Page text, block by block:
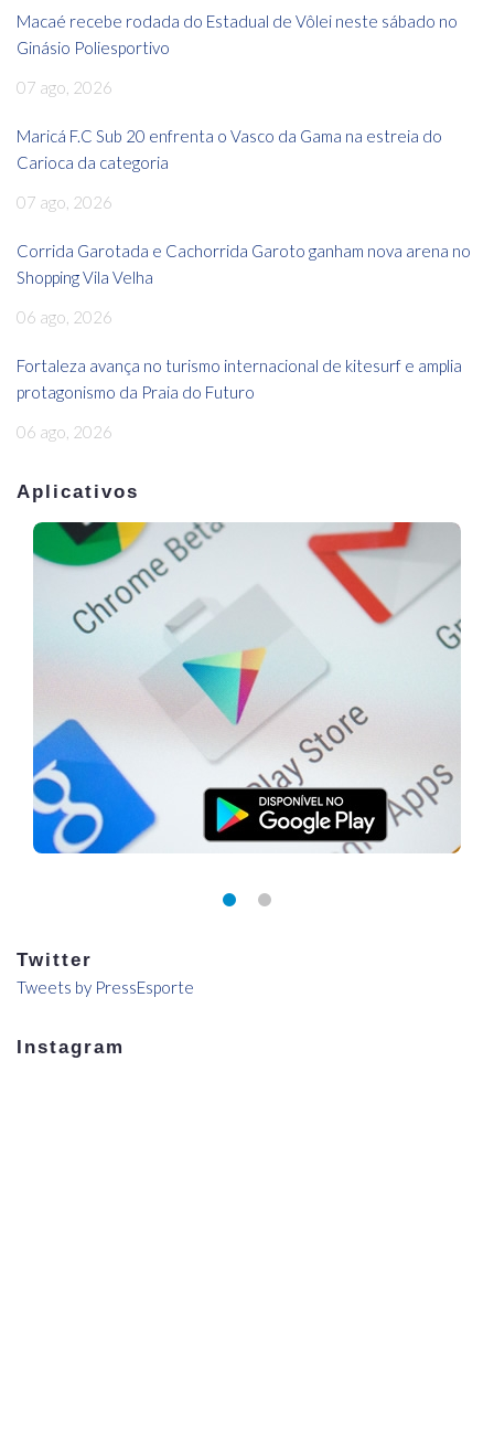
Macaé recebe rodada do Estadual de Vôlei neste sábado no
Ginásio Poliesportivo
07 ago, 2026
Maricá F.C Sub 20 enfrenta o Vasco da Gama na estreia do
Carioca da categoria
07 ago, 2026
Corrida Garotada e Cachorrida Garoto ganham nova arena no
Shopping Vila Velha
06 ago, 2026
Fortaleza avança no turismo internacional de kitesurf e amplia
protagonismo da Praia do Futuro
06 ago, 2026
Aplicativos
Twitter
Tweets by PressEsporte
Instagram